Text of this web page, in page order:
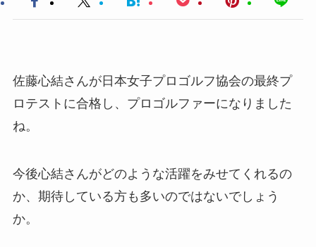
佐藤心結さんが日本女子プロゴルフ協会の最終プ
ロテストに合格し、プロゴルファーになりました
ね。
今後心結さんがどのような活躍をみせてくれるの
か、期待している方も多いのではないでしょう
か。